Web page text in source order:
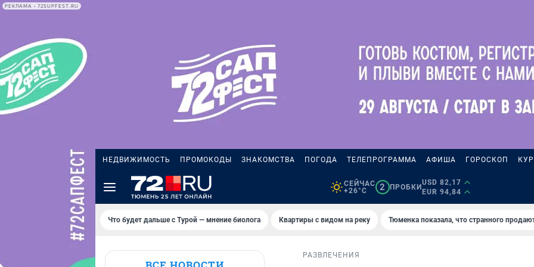
РЕКЛАМА • 72SUPFEST.RU
НЕДВИЖИМОСТЬ ПРОМОКОДЫ ЗНАКОМСТВА ПОГОДА ТЕЛЕПРОГРАММА АФИША ГОРОСКОП
СЕЙЧАС
+26°C
2 ПРОБКИ
USD 82,17
EUR 94,84
Что будет дальше с Турой — мнение биолога Квартиры с видом на реку Тюменка показала, что странного
РАЗВЛЕЧЕНИЯ